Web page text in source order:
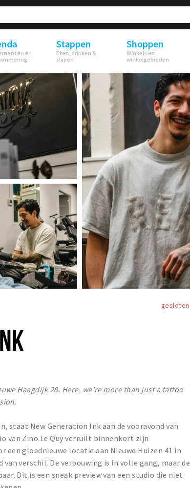
en
Stappen
Eten, drinken &
slapen
Shoppen
Winkels en
winkelgebieden
gesloten
Haagdijk 28. Here, we're more than just a tattoo
staat New Generation Ink aan de vooravond van
van Zino Le Quy verruilt binnenkort zijn
een gloednieuwe locatie aan Nieuwe Huizen 41 in
van verschil. De verbouwing is in volle gang, maar de
Dit is een sneak preview van een studio die niet